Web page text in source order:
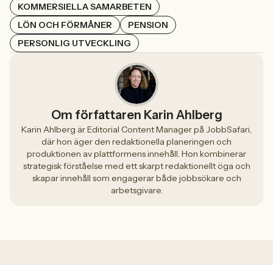
KOMMERSIELLA SAMARBETEN
LÖN OCH FÖRMÅNER
PENSION
PERSONLIG UTVECKLING
Om författaren Karin Ahlberg
Karin Ahlberg är Editorial Content Manager på JobbSafari,
där hon äger den redaktionella planeringen och
produktionen av plattformens innehåll. Hon kombinerar
strategisk förståelse med ett skarpt redaktionellt öga och
skapar innehåll som engagerar både jobbsökare och
arbetsgivare.